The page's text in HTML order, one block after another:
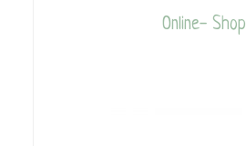
Online- Shop